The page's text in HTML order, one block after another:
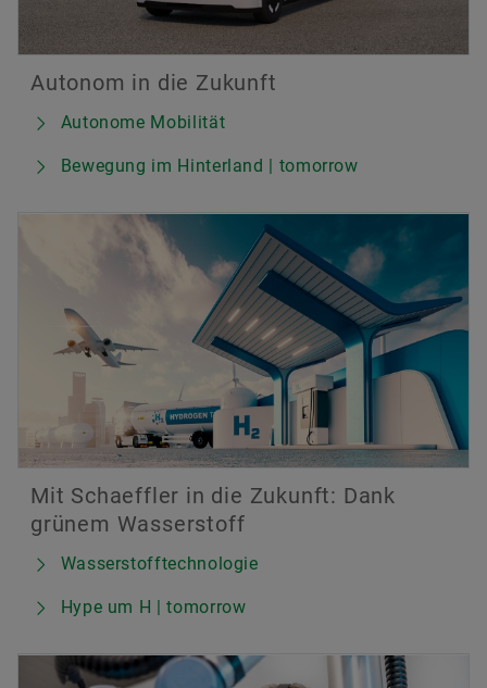
Autonom in die Zukunft
Autonome Mobilität
Bewegung im Hinterland | tomorrow
Mit Schaeffler in die Zukunft: Dank
grünem Wasserstoff
Wasserstofftechnologie
Hype um H | tomorrow